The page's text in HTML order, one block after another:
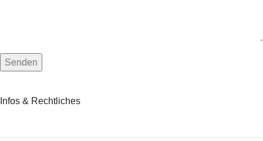
Infos & Rechtliches